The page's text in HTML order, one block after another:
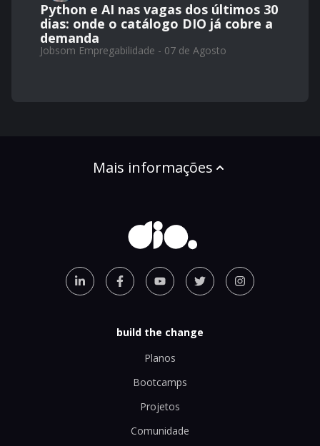
Python e AI nas vagas dos últimos 30
dias: onde o catálogo DIO já cobre a
demanda
Jobsom Empregabilidade - 07 de Agosto
Mais informações
build the change
Planos
Bootcamps
Projetos
Comunidade